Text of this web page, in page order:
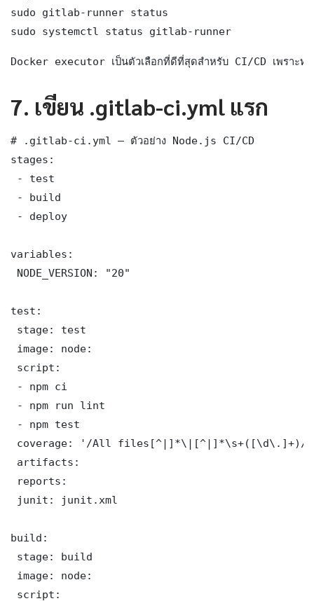
sudo gitlab-runner status
sudo systemctl status gitlab-runner
Docker executor เป็นตัวเลือกที่ดีที่สุดสำหรับ CI/CD เพร
7. เขียน .gitlab-ci.yml แรก
# .gitlab-ci.yml — ตัวอย่าง Node.js CI/CD
stages:
- test
- build
- deploy
variables:
NODE_VERSION: "20"
test:
stage: test
image: node:
script:
- npm ci
- npm run lint
- npm test
coverage: '/All files[^|]*\|[^|]*\s+([\d\.]+)/'
artifacts:
reports:
junit: junit.xml
build:
stage: build
image: node:
script: